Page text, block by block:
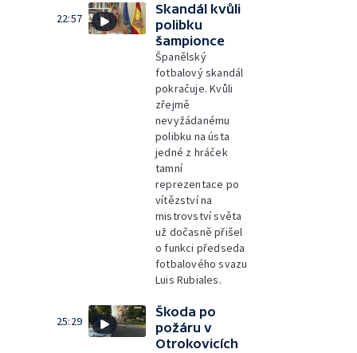
22:57
Skandál kvůli
polibku
šampionce
Španělský
fotbalový skandál
pokračuje. Kvůli
zřejmě
nevyžádanému
polibku na ústa
jedné z hráček
tamní
reprezentace po
vítězství na
mistrovství světa
už dočasně přišel
o funkci předseda
fotbalového svazu
Luis Rubiales.
25:29
Škoda po
požáru v
Otrokovicích